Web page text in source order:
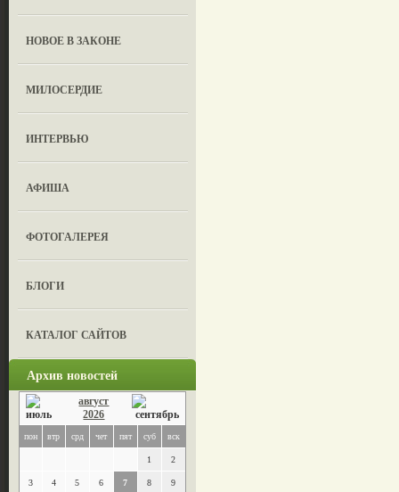
НОВОЕ В ЗАКОНЕ
МИЛОСЕРДИЕ
ИНТЕРВЬЮ
АФИША
ФОТОГАЛЕРЕЯ
БЛОГИ
КАТАЛОГ САЙТОВ
Архив новостей
август
2026
пон втр срд чет пят суб вск
1 2
3 4 5 6 7 8 9